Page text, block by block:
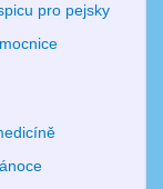
pro pejsky